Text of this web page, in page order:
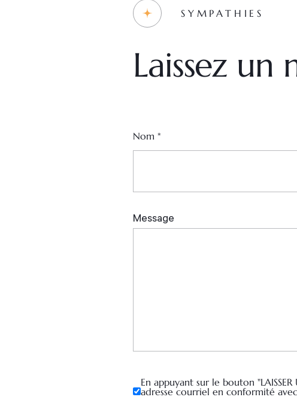
SYMPATHIES
Laissez
En appuyant sur le bouton
adresse courriel en conformité
Nom *